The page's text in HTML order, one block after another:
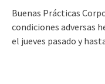
Buenas Prácticas
condiciones adversas
el jueves pasado y